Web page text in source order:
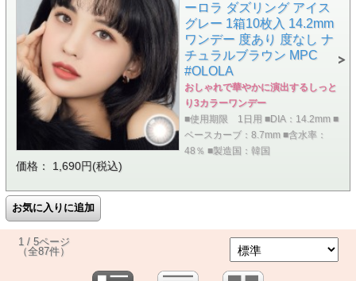
ーロラ ダズリング アイス
グレー 1箱10枚入 14.2mm
ワンデー 度あり 度なし ナ
チュラルブラウン MPC
#OLOLA
おしゃれで華やかに演出するしっと
り3カラーワンデー
■使用期限 1日用 ■DIA：14.2mm ■
ベースカーブ：8.7mm ■含水率：
48％ ■製造国：韓国
価格： 1,690円(税込)
1 / 5ページ
（全87件）